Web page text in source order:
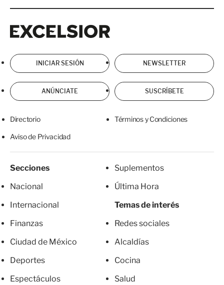
INICIAR SESIÓN NEWSLETTER
ANÚNCIATE SUSCRÍBETE
Directorio Términos y Condiciones
Aviso de Privacidad
Secciones
Nacional
Internacional
Finanzas
Ciudad de México
Deportes
Espectáculos
Suplementos
Última Hora
Temas de interés
Redes sociales
Alcaldías
Cocina
Salud